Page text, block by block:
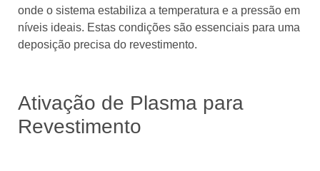
onde o sistema estabiliza a temperatura e a pressão em
níveis ideais. Estas condições são essenciais para uma
deposição precisa do revestimento.
Ativação de Plasma para
Revestimento